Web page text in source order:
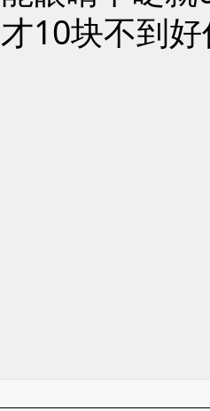
才10块不到